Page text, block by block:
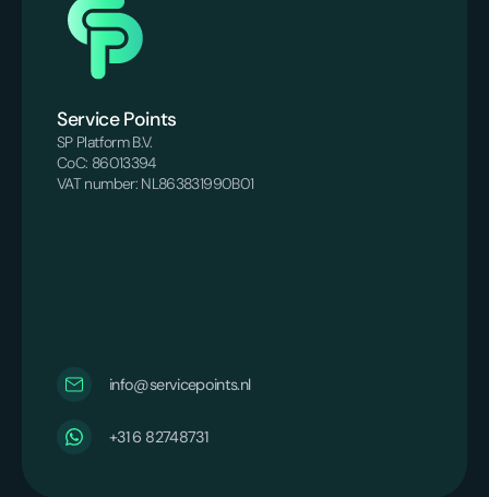
Service Points
SP Platform B.V.
CoC: 86013394
VAT number: NL863831990B01
info@servicepoints.nl
+31 6 82748731